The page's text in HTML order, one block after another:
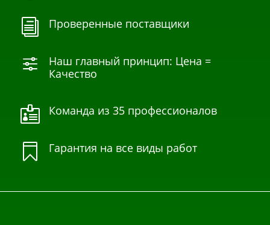
i Проверенные поставщики
f
Наш главный принцип: Цена =
Качество
 Команда из 35 профессионалов
 Гарантия на все виды работ